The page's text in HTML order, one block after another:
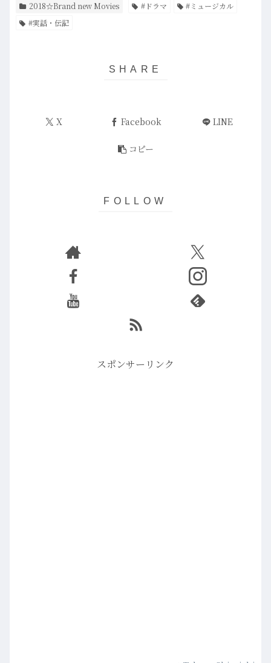
2018☆Brand new Movies #ドラマ
#ミュージカル
#実話・伝記
X Facebook LINE
コピー
スポンサーリンク